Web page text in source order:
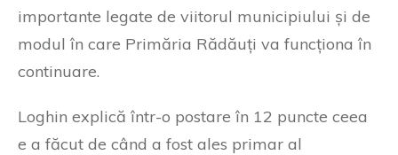
importante legate de viitorul municipiului și de
modul în care Primăria Rădăuți va funcționa în
continuare.
Loghin explică într-o postare în 12 puncte ceea
e a făcut de când a fost ales primar al